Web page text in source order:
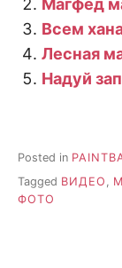
Магфед
Всем
Лесная
Надуй
Posted in
Tagged ВИДЕО
ФОТО